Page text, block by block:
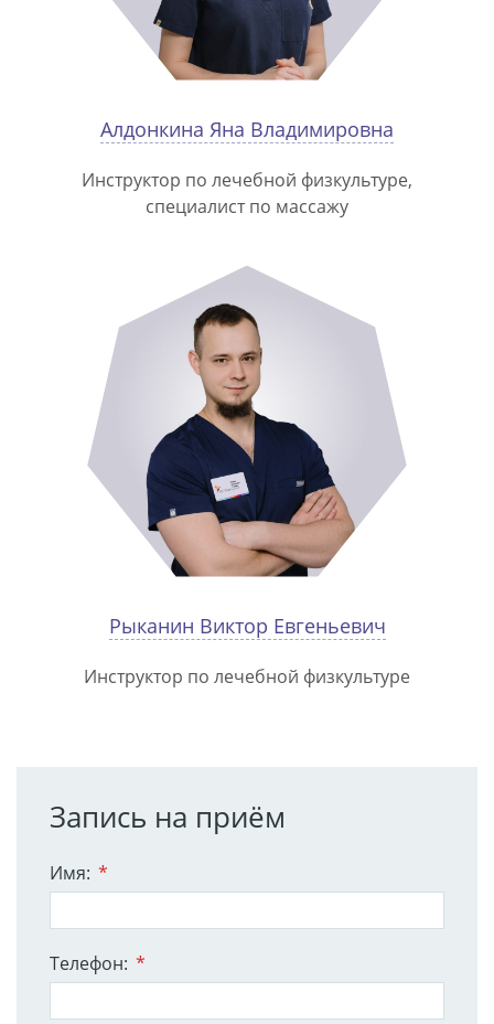
Алдонкина Яна Владимировна
Инструктор по лечебной физкультуре,
специалист по массажу
Рыканин Виктор Евгеньевич
Инструктор по лечебной физкультуре
Запись на приём
Имя: *
Телефон: *